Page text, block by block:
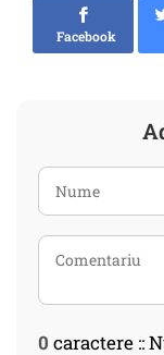
Facebook
0 caractere ::